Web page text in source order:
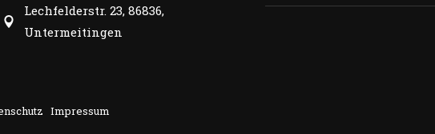
Lechfelderstr. 23, 86836,
Untermeitingen
Impressum